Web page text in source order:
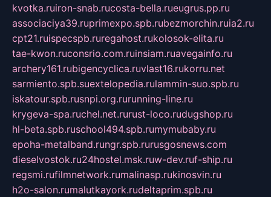
kvotka.ruiron-snab.rucosta-bella.rueugrus.pp.ru
associaciya39.ruprimexpo.spb.rubezmorchin.ruia2.ru
cpt21.ruispecspb.ruregahost.rukolosok-elita.ru
tae-kwon.ruconsrio.com.ruinsiam.ruavegainfo.ru
archery161.rubigencyclica.ruvlast16.rukorru.net
sarmiento.spb.suextelopedia.rulammin-suo.spb.ru
iskatour.spb.rusnpi.org.rurunning-line.ru
krygeva-spa.ruchel.net.rurust-loco.rudugshop.ru
hl-beta.spb.ruschool494.spb.rumymubaby.ru
epoha-metalband.rungr.spb.rurusgosnews.com
dieselvostok.ru24hostel.msk.ruw-dev.ruf-ship.ru
regsmi.rufilmnetwork.rumalinasp.rukinosvin.ru
h2o-salon.rumalutkayork.rudeltaprim.spb.ru